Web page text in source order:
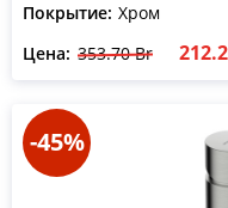
Покрытие: Хром
Цена: 353.70 Br
-45%